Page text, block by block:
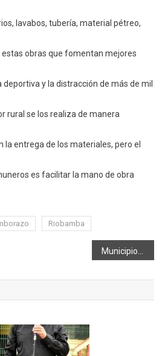
lavabos, tubería, material pétreo,
estas obras que fomentan mejores
y la distracción de más de mil
rural se los realiza de manera
la entrega de los materiales, pero el
es facilitar la mano de obra
Riobamba